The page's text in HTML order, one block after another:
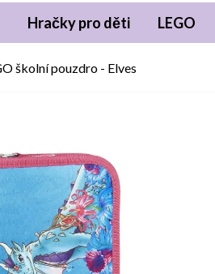
Hračky pro děti LEGO
školní pouzdro - Elves